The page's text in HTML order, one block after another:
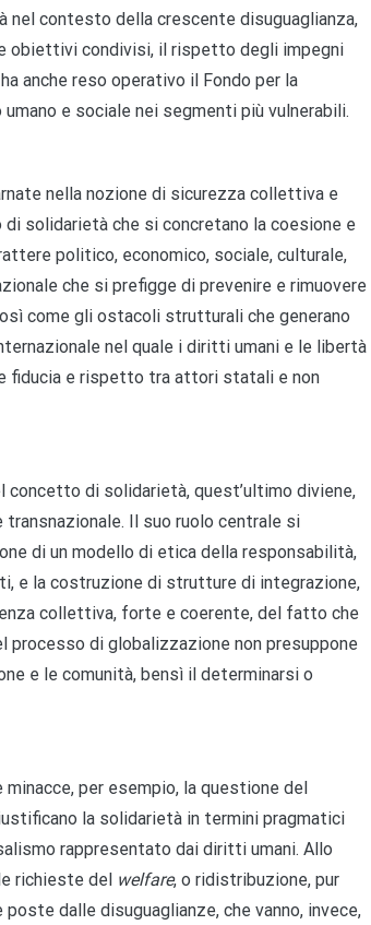
nel contesto della crescente disuguaglianza,
obiettivi condivisi, il rispetto degli impegni
anche reso operativo il Fondo per la
e sociale nei segmenti più vulnerabili.
nella nozione di sicurezza collettiva e
solidarietà che si concretano la coesione e
politico, economico, sociale, culturale,
che si prefigge di prevenire e rimuovere
come gli ostacoli strutturali che generano
nel quale i diritti umani e le libertà
fiducia e rispetto tra attori statali e non
di solidarietà, quest’ultimo diviene,
transnazionale. Il suo ruolo centrale si
di un modello di etica della responsabilità,
e la costruzione di strutture di integrazione,
collettiva, forte e coerente, del fatto che
processo di globalizzazione non presuppone
e le comunità, bensì il determinarsi o
per esempio, la questione del
la solidarietà in termini pragmatici
rappresentato dai diritti umani. Allo
richieste del welfare, o ridistribuzione, pur
dalle disuguaglianze, che vanno, invece,